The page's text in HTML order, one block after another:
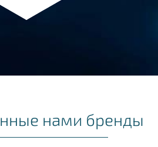
нами бренды